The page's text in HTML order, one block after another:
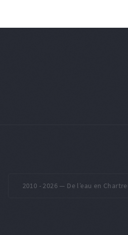
2010 - 2026 — De l’eau en